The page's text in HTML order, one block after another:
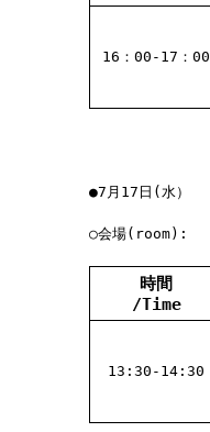
16：00-17：00
●7月17日(水）
○会場(room):
時間
/Time
13:30-14:30